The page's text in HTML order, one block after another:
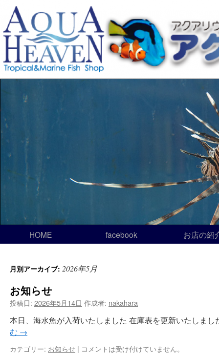
HOME facebook お店の紹
月別アーカイブ: 2026年5月
お知らせ
投稿日: 2026年5月14日 作成者: nakahara
本日、海水魚が入荷いたしました 在庫表を更新いたしま
む →
カテゴリー: お知らせ | コメントは受け付けていません。